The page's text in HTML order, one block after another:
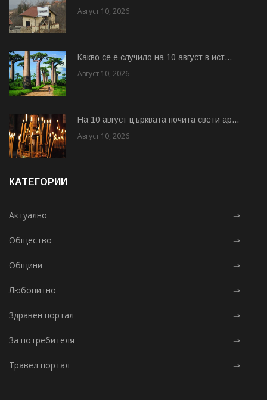
Август 10, 2026
Какво се е случило на 10 август в ист...
Август 10, 2026
На 10 август църквата почита свети ар...
Август 10, 2026
КАТЕГОРИИ
Актуално ⇒
Общество ⇒
Общини ⇒
Любопитно ⇒
Здравен портал ⇒
За потребителя ⇒
Травел портал ⇒